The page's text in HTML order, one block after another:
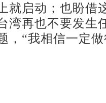
就启动；也盼借
湾再也不要发生
，“我相信一定